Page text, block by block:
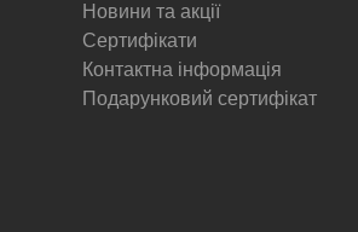
Новини та акції
Сертифікати
Контактна інформація
Подарунковий сертифікат